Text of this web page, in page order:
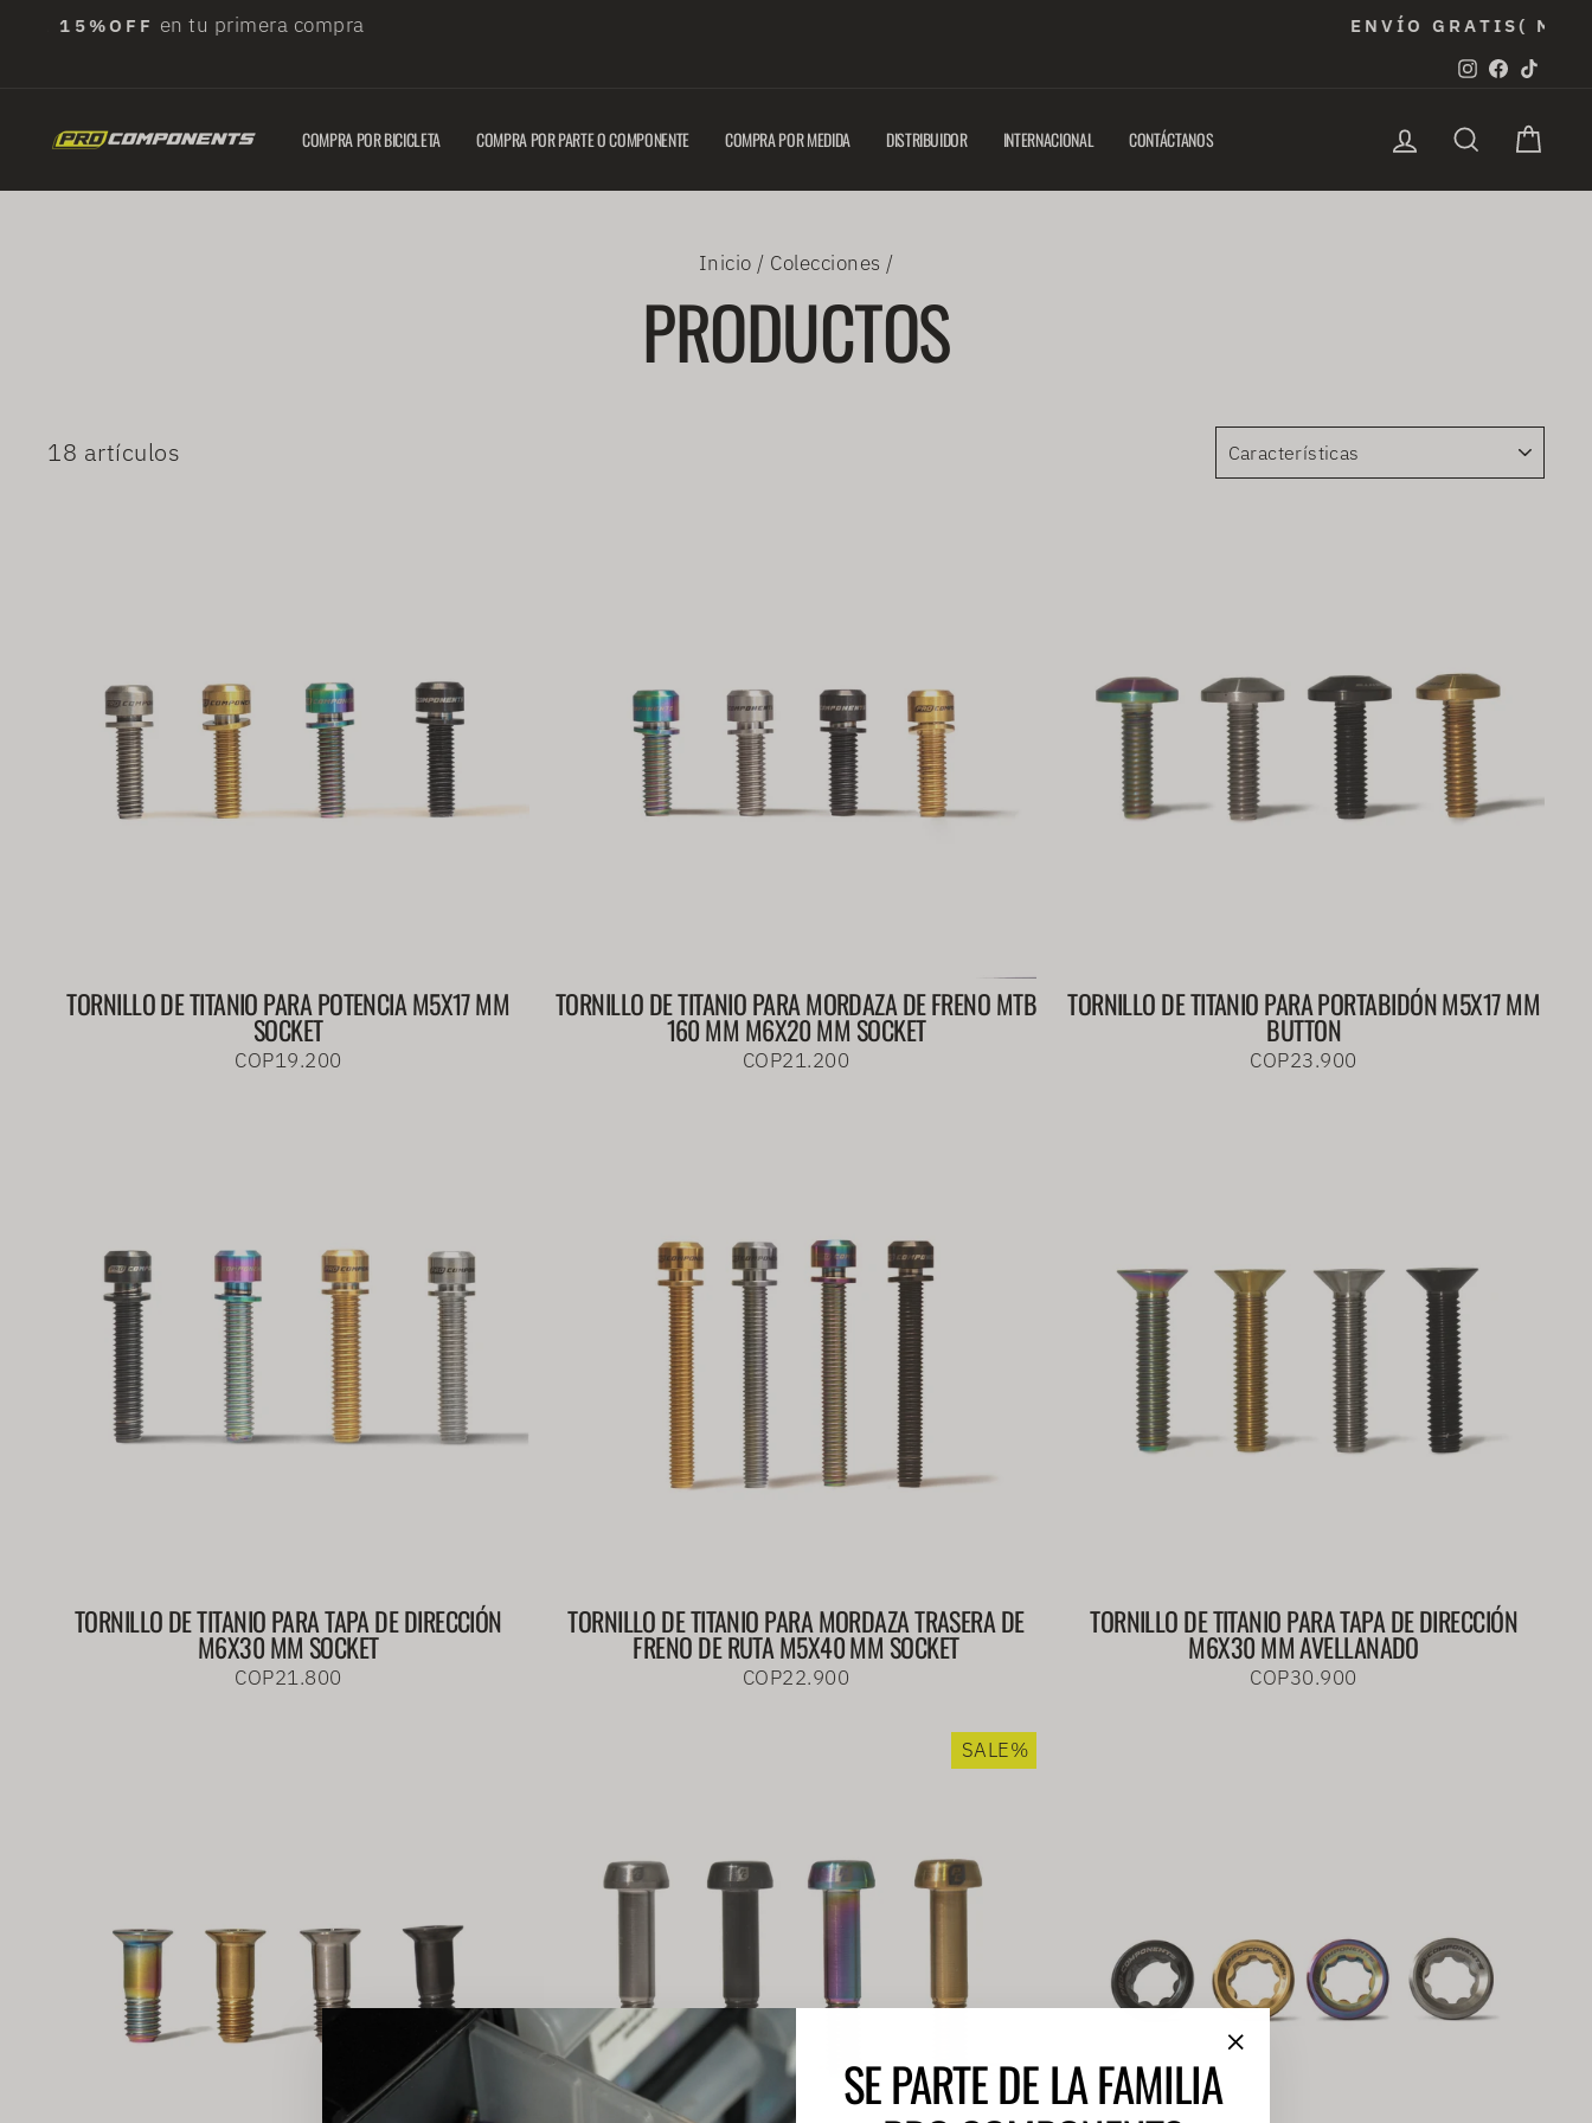
Instagram
COMPRA POR BICICLETA COMPRA POR PARTE O COMPONENTE COMPRA POR MEDIDA DISTRIBUIDOR INTERNACIONAL CONTÁCTANOS INGRESAR BUSCAR
SE PARTE DE LA FAMILIA
Inicio / Colecciones /
PRODUCTOS
18 artículos
TORNILLO DE TITANIO PARA POTENCIA M5X17 MM
SOCKET
COP19.200
TORNILLO DE TITANIO PARA MORDAZA DE FRENO MTB
160 MM M6X20 MM SOCKET
COP21.200
TORNILLO DE TITANIO PARA PORTABIDÓN M5X17 MM
BUTTON
COP23.900
TORNILLO DE TITANIO PARA TAPA DE DIRECCIÓN
M6X30 MM SOCKET
COP21.800
TORNILLO DE TITANIO PARA MORDAZA TRASERA DE
FRENO DE RUTA M5X40 MM SOCKET
COP22.900
TORNILLO DE TITANIO PARA TAPA DE DIRECCIÓN
M6X30 MM AVELLANADO
COP30.900
SALE%